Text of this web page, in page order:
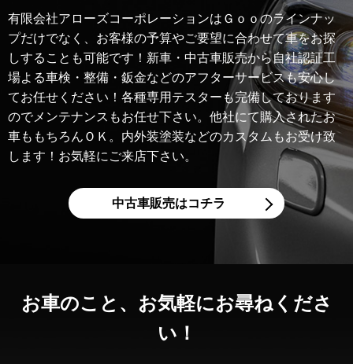
有限会社アローズコーポレーションはＧｏｏのラインナッ
プだけでなく、お客様の予算やご要望に合わせて車をお探
しすることも可能です！新車・中古車販売から自社認証工
場よる車検・整備・鈑金などのアフターサービスも安心し
てお任せください！各種専用テスターも完備しております
のでメンテナンスもお任せ下さい。他社にて購入されたお
車ももちろんＯＫ。内外装塗装などのカスタムもお受け致
します！お気軽にご来店下さい。
中古車販売はコチラ
お車のこと、 お気軽にお尋ねくださ
い！